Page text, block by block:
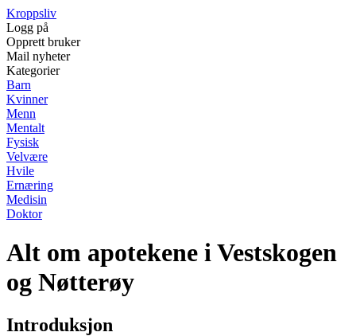
Kroppsliv
Logg på
Opprett bruker
Mail nyheter
Kategorier
Barn
Kvinner
Menn
Mentalt
Fysisk
Velvære
Hvile
Ernæring
Medisin
Doktor
Alt om apotekene i Vestskogen
og Nøtterøy
Introduksjon